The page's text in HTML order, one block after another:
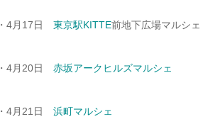
・4月17日 東京駅KITTE前地下広場マルシェ
・4月20日 赤坂アークヒルズマルシェ
・4月21日 浜町マルシェ